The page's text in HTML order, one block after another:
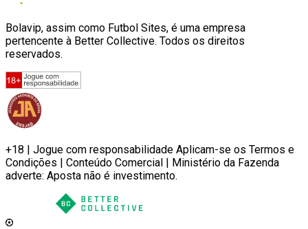
Bolavip, assim como Futbol Sites, é uma empresa
pertencente à Better Collective. Todos os direitos
reservados.
+18 | Jogue com responsabilidade Aplicam-se os Termos e
Condições | Conteúdo Comercial | Ministério da Fazenda
adverte: Aposta não é investimento.